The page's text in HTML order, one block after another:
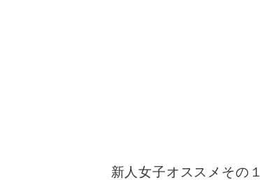
新人女子オススメその１